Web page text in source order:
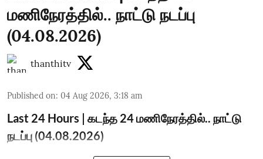
மணிநேரத்தில்.. நாட்டு நடப்பு
(04.08.2026)
thanthitv
Published on: 04 Aug 2026, 3:18 am
Last 24 Hours | கடந்த 24 மணிநேரத்தில்.. நாட்டு
நடப்பு (04.08.2026)